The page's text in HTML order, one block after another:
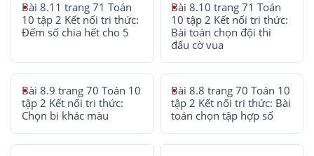
Bài 8.11 trang 71 Toán
10 tập 2 Kết nối tri thức:
Đếm số chia hết cho 5
Bài 8.10 trang 71 Toán
10 tập 2 Kết nối tri thức:
Bài toán chọn đội thi
đấu cờ vua
Bài 8.9 trang 70 Toán 10
tập 2 Kết nối tri thức:
Chọn bi khác màu
Bài 8.8 trang 70 Toán 10
tập 2 Kết nối tri thức: Bài
toán chọn tập hợp số